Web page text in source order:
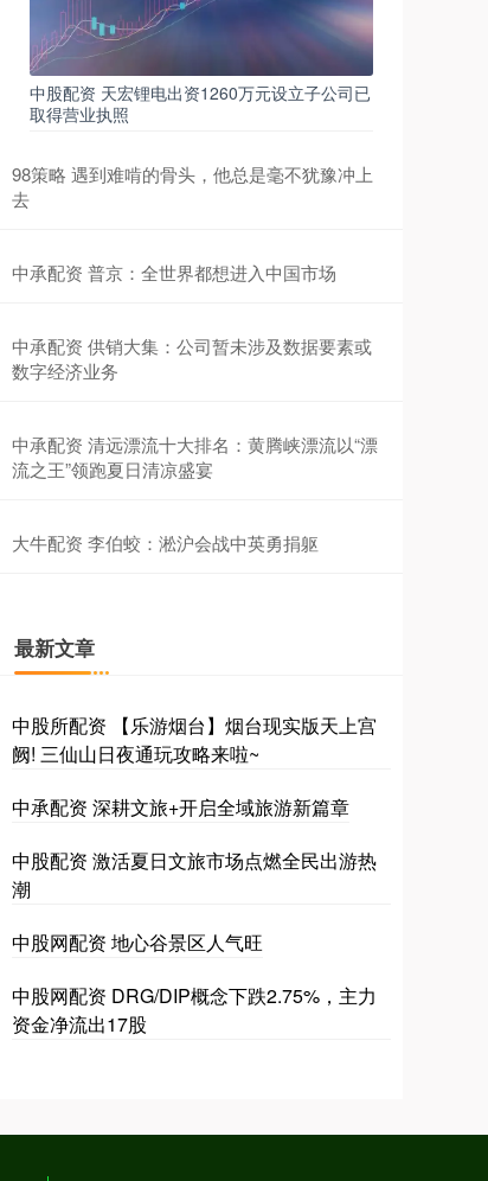
中股配资 天宏锂电出资1260万元设立子公司已
取得营业执照
98策略 遇到难啃的骨头，他总是毫不犹豫冲上
去
中承配资 普京：全世界都想进入中国市场
中承配资 供销大集：公司暂未涉及数据要素或
数字经济业务
中承配资 清远漂流十大排名：黄腾峡漂流以“漂
流之王”领跑夏日清凉盛宴
大牛配资 李伯蛟：淞沪会战中英勇捐躯
最新文章
中股所配资 【乐游烟台】烟台现实版天上宫
阙! 三仙山日夜通玩攻略来啦~
中承配资 深耕文旅+开启全域旅游新篇章
中股配资 激活夏日文旅市场点燃全民出游热
潮
中股网配资 地心谷景区人气旺
中股网配资 DRG/DIP概念下跌2.75%，主力
资金净流出17股